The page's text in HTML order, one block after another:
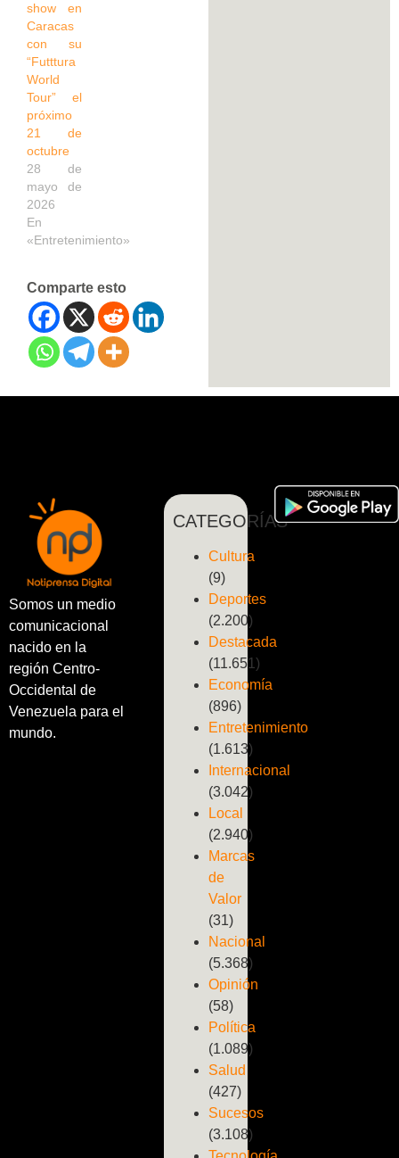
show en
Caracas
con su
“Futttura
World
Tour” el
próximo
21 de
octubre
28 de
mayo de
2026
En
«Entretenimiento»
Comparte esto
Somos un medio
comunicacional
nacido en la
región Centro-
Occidental de
Venezuela para el
mundo.
CATEGORÍAS
Cultura
(9)
Deportes
(2.200)
Destacada
(11.651)
Economía
(896)
Entretenimiento
(1.613)
Internacional
(3.042)
Local
(2.940)
Marcas
de
Valor
(31)
Nacional
(5.368)
Opinión
(58)
Política
(1.089)
Salud
(427)
Sucesos
(3.108)